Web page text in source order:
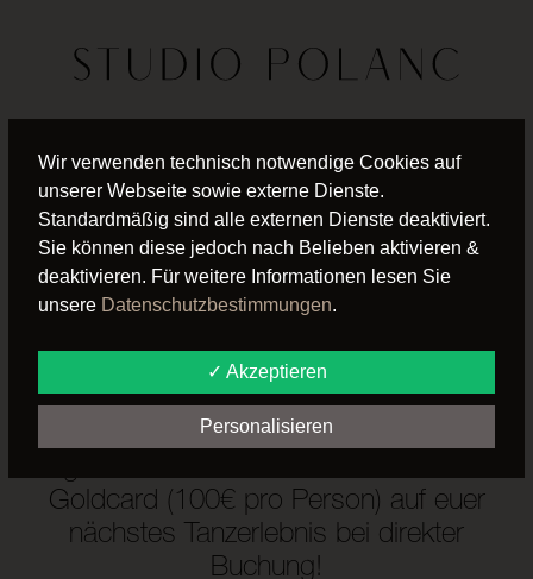
Für die Nutzung von YouTube (YouTube, LLC,
901 Cherry Ave., San Bruno, CA 94066, USA)
benötigen wir laut DSGVO Ihre Zustimmung. Es
Daten erhoben, verarbeitet und gespeichert.
Welche Daten genau entnehmen Sie bitte den
Datenschutzbedingungen.
Youtubeist deaktiviert. ✓ Erlauben
Meldet Euch bis31.01.2026bei uns
und probiert unser Programm 14 Tage
Goldcard (100€ pro Person) auf euer
nächstes Tanzerlebnis bei direkter
Buchung!
Wir verwenden technisch notwendige Cookies auf
unserer Webseite sowie externe Dienste.
Standardmäßig sind alle externen Dienste deaktiviert.
Sie können diese jedoch nach Belieben aktivieren &
deaktivieren. Für weitere Informationen lesen Sie
unsere Datenschutzbestimmungen.
✓ Akzeptieren
Personalisieren